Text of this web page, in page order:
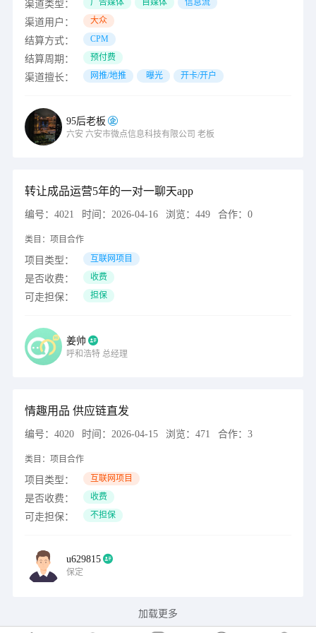
渠道类型： 广告媒体 自媒体 信息流
渠道用户： 大众
结算方式： CPM
结算周期： 预付费
渠道擅长： 网推/地推 曝光 开卡/开户
95后老板
六安 六安市微点信息科技有限公司 老板
转让成品运营5年的一对一聊天app
编号： 4021 时间： 2026-04-16 浏览： 449 合作： 0
类目： 项目合作
项目类型： 互联网项目
是否收费： 收费
可走担保： 担保
姜帅
呼和浩特 总经理
情趣用品 供应链直发
编号： 4020 时间： 2026-04-15 浏览： 471 合作： 3
类目： 项目合作
项目类型： 互联网项目
是否收费： 收费
可走担保： 不担保
u629815
保定
加载更多